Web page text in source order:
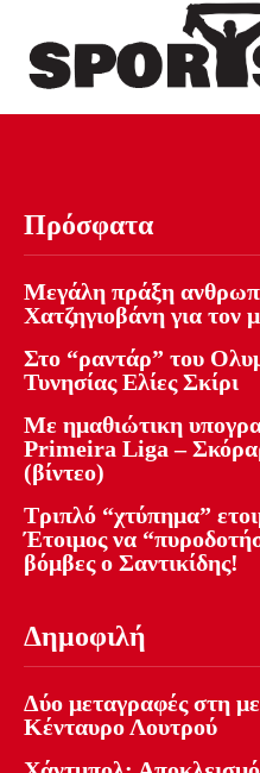
Πρόσφατα
Μεγάλη πράξη
Χατζηγιοβάνη για τον
Στο “ραντάρ” του
Τυνησίας Ελίες Σκίρι
Με ημαθιώτικη
Primeira Liga –
(βίντεο)
Τριπλό “χτύπημα”
Έτοιμος να
βόμβες ο Σαντικίδης!
Δημοφιλή
Δύο μεταγραφές στη
Κένταυρο Λουτρού